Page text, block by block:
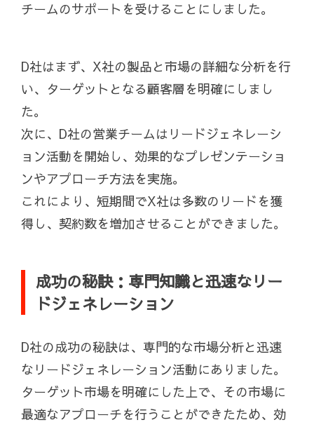
チームのサポートを受けることにしました。
D社はまず、X社の製品と市場の詳細な分析を行
い、ターゲットとなる顧客層を明確にしまし
た。
次に、D社の営業チームはリードジェネレーシ
ョン活動を開始し、効果的なプレゼンテーショ
ンやアプローチ方法を実施。
これにより、短期間でX社は多数のリードを獲
得し、契約数を増加させることができました。
成功の秘訣：専門知識と迅速なリー
ドジェネレーション
D社の成功の秘訣は、専門的な市場分析と迅速
なリードジェネレーション活動にありました。
ターゲット市場を明確にした上で、その市場に
最適なアプローチを行うことができたため、効